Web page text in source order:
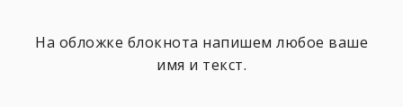
На обложке блокнота напишем любое ваше
имя и текст.